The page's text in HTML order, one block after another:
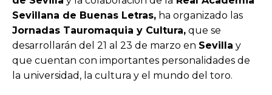
Sevillana de Buenas Letras, ha organizado las
Jornadas Tauromaquia y Cultura, que se
desarrollarán del 21 al 23 de marzo en Sevilla y
que cuentan con importantes personalidades de
la universidad, la cultura y el mundo del toro.